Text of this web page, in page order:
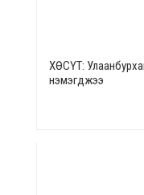
ХӨСҮТ:
нэмэгджээ